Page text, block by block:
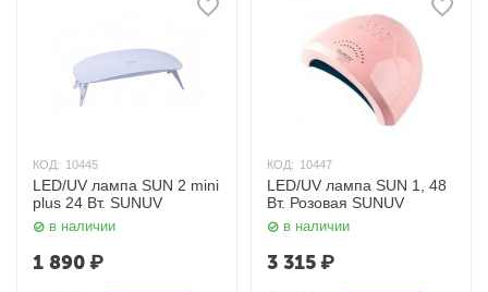
КОД: 10445
LED/UV лампа SUN 2 mini
plus 24 Вт. SUNUV
в наличии
1 890₽
КОД: 10447
LED/UV лампа SUN 1, 48
Вт. Розовая SUNUV
в наличии
3 315₽